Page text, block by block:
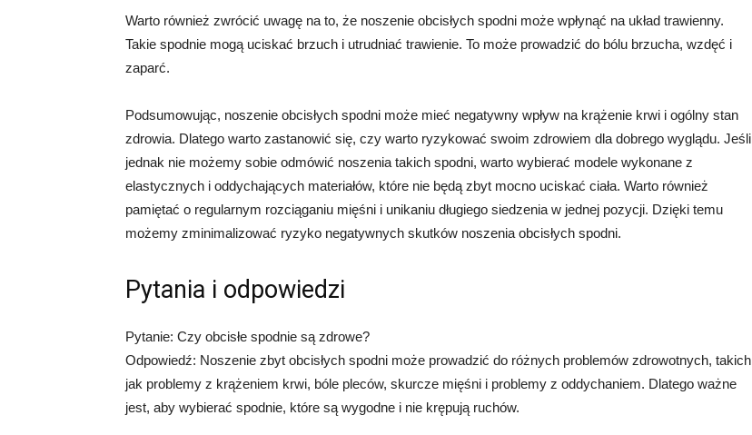
Warto również zwrócić uwagę na to, że noszenie obcisłych spodni może wpłynąć na układ trawienny.
Takie spodnie mogą uciskać brzuch i utrudniać trawienie. To może prowadzić do bólu brzucha, wzdęć i
zaparć.
Podsumowując, noszenie obcisłych spodni może mieć negatywny wpływ na krążenie krwi i ogólny stan
zdrowia. Dlatego warto zastanowić się, czy warto ryzykować swoim zdrowiem dla dobrego wyglądu. Jeśli
jednak nie możemy sobie odmówić noszenia takich spodni, warto wybierać modele wykonane z
elastycznych i oddychających materiałów, które nie będą zbyt mocno uciskać ciała. Warto również
pamiętać o regularnym rozciąganiu mięśni i unikaniu długiego siedzenia w jednej pozycji. Dzięki temu
możemy zminimalizować ryzyko negatywnych skutków noszenia obcisłych spodni.
Pytania i odpowiedzi
Pytanie: Czy obcisłe spodnie są zdrowe?
Odpowiedź: Noszenie zbyt obcisłych spodni może prowadzić do różnych problemów zdrowotnych, takich
jak problemy z krążeniem krwi, bóle pleców, skurcze mięśni i problemy z oddychaniem. Dlatego ważne
jest, aby wybierać spodnie, które są wygodne i nie krępują ruchów.